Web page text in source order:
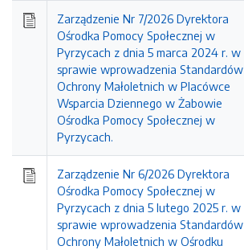
Zarządzenie Nr 7/2026 Dyrektora
Ośrodka Pomocy Społecznej w
Pyrzycach z dnia 5 marca 2024 r. w
sprawie wprowadzenia Standardów
Ochrony Małoletnich w Placówce
Wsparcia Dziennego w Żabowie
Ośrodka Pomocy Społecznej w
Pyrzycach.
Zarządzenie Nr 6/2026 Dyrektora
Ośrodka Pomocy Społecznej w
Pyrzycach z dnia 5 lutego 2025 r. w
sprawie wprowadzenia Standardów
Ochrony Małoletnich w Ośrodku